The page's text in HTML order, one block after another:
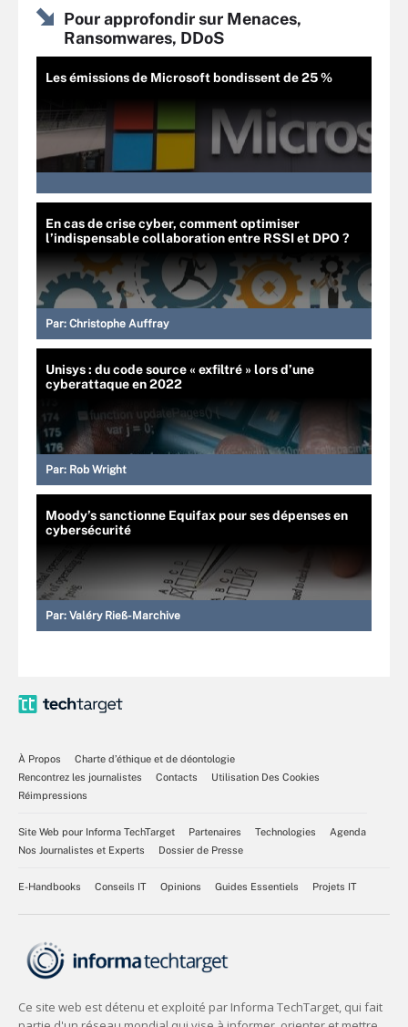
Pour approfondir sur Menaces,
Ransomwares, DDoS
Les émissions de Microsoft bondissent de 25 %
En cas de crise cyber, comment optimiser
l’indispensable collaboration entre RSSI et DPO ?
Par: Christophe Auffray
Unisys : du code source « exfiltré » lors d’une
cyberattaque en 2022
Par: Rob Wright
Moody’s sanctionne Equifax pour ses dépenses en
cybersécurité
Par: Valéry Rieß-Marchive
À Propos
Charte d’éthique et de déontologie
Rencontrez les journalistes
Contacts
Utilisation Des Cookies
Réimpressions
Site Web pour Informa TechTarget Partenaires Technologies
Agenda
Nos Journalistes et Experts
Dossier de Presse
E-Handbooks Conseils IT Opinions Guides Essentiels Projets IT